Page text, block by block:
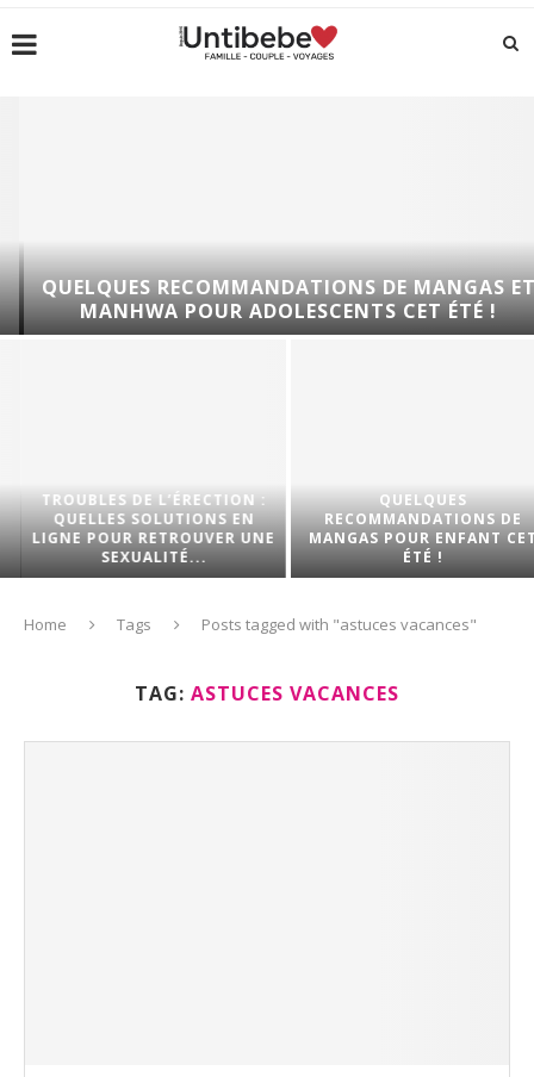
QUELQUES RECOMMANDATIONS DE MANGAS ET
MANHWA POUR ADOLESCENTS CET ÉTÉ !
TROUBLES DE L’ÉRECTION :
QUELLES SOLUTIONS EN
LIGNE POUR RETROUVER UNE
SEXUALITÉ...
QUELQUES
RECOMMANDATIONS DE
MANGAS POUR ENFANT CET
ÉTÉ !
Home Tags Posts tagged with "astuces vacances"
TAG: ASTUCES VACANCES